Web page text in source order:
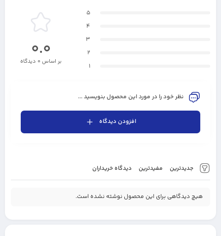
جدیدترین مفیدترین دیدگاه خریداران
هیچ دیدگاهی برای این محصول نوشته نشده است.
5
4
3
2
1
0.0
بر اساس 0 دیدگاه
نظر خود را در مورد این محصول بنویسید ...
افزودن دیدگاه